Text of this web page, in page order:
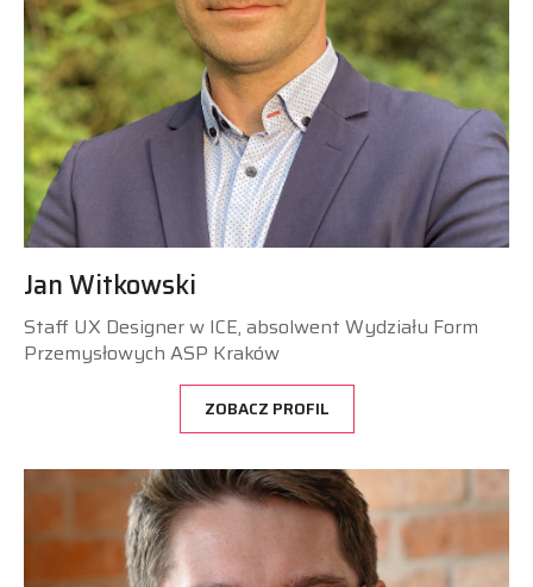
Jan Witkowski
Staff UX Designer w ICE, absolwent Wydziału Form
Przemysłowych ASP Kraków
ZOBACZ PROFIL